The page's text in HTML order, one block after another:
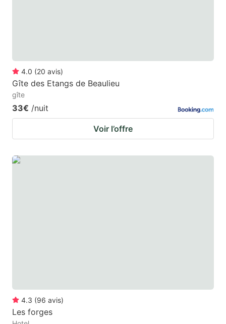
4.0 (20 avis)
Gîte des Etangs de Beaulieu
gîte
33€ /nuit
Voir l’offre
4.3 (96 avis)
Les forges